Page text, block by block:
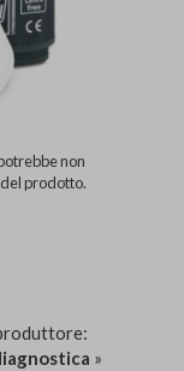
non
prodotto.
»